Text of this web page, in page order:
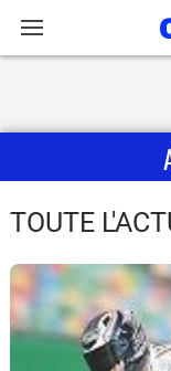
Actu
Essais
Equipement
TOUTE